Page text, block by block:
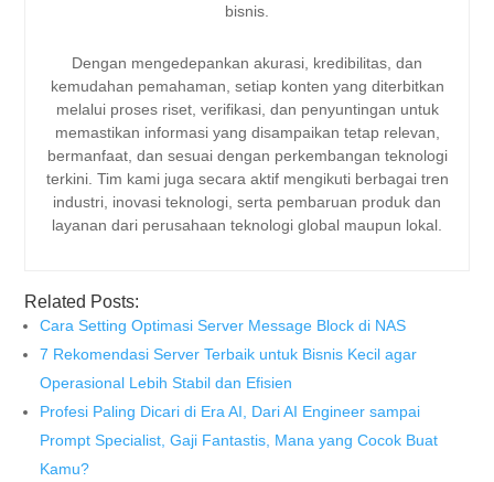
bisnis.
Dengan mengedepankan akurasi, kredibilitas, dan
kemudahan pemahaman, setiap konten yang diterbitkan
melalui proses riset, verifikasi, dan penyuntingan untuk
memastikan informasi yang disampaikan tetap relevan,
bermanfaat, dan sesuai dengan perkembangan teknologi
terkini. Tim kami juga secara aktif mengikuti berbagai tren
industri, inovasi teknologi, serta pembaruan produk dan
layanan dari perusahaan teknologi global maupun lokal.
Related Posts:
Cara Setting Optimasi Server Message Block di NAS
7 Rekomendasi Server Terbaik untuk Bisnis Kecil agar
Operasional Lebih Stabil dan Efisien
Profesi Paling Dicari di Era AI, Dari AI Engineer sampai
Prompt Specialist, Gaji Fantastis, Mana yang Cocok Buat
Kamu?